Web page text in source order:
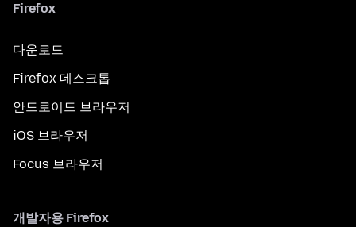
Firefox
다운로드
Firefox 데스크톱
안드로이드 브라우저
iOS 브라우저
Focus 브라우저
개발자용 Firefox